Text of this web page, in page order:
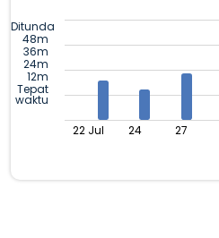
Ditunda
48m
36m
24m
12m
Tepat
waktu
22 Jul 24 27